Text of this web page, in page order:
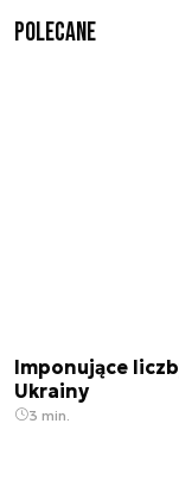
Polecane
Imponujące
Ukrainy
3 min.